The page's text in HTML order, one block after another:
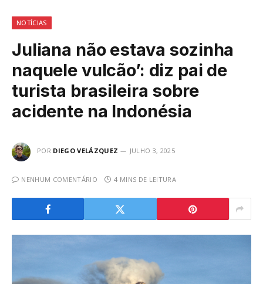
NOTÍCIAS
Juliana não estava sozinha
naquele vulcão’: diz pai de
turista brasileira sobre
acidente na Indonésia
POR DIEGO VELÁZQUEZ JULHO 3, 2025
NENHUM COMENTÁRIO 4 MINS DE LEITURA